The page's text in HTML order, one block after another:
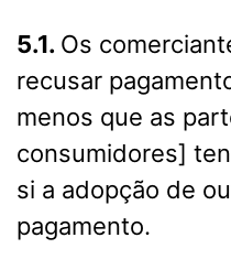
5.1. Os
recusar
menos que as
consumidores]
si a adopção de
pagamento.